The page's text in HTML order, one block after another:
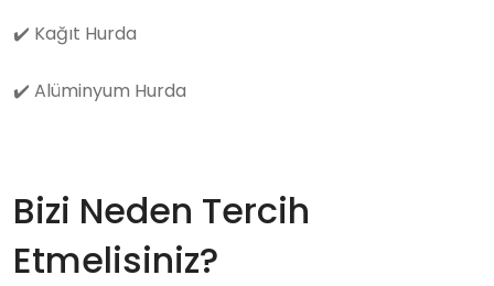
✔️ Kağıt Hurda
✔️ Alüminyum Hurda
Bizi Neden Tercih
Etmelisiniz?